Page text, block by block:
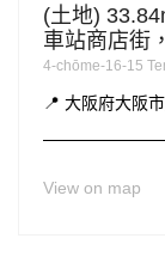
(土地)
車站商店街
4-chōme-16-15
📍 大阪府大阪
View on map